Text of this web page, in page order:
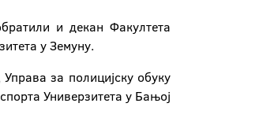
и декан Факултета
у Земуну.
за полицијску обуку
Универзитета у Бањој